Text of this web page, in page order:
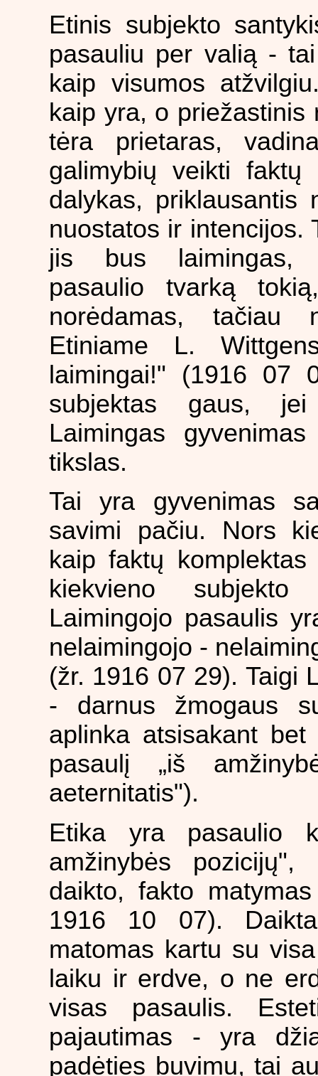
Etinis subjekto
pasauliu per valią -
kaip visumos
kaip yra, o
tėra prietaras,
galimybių veikti faktų
dalykas,
nuostatos ir intencijos.
jis bus laimingas,
pasaulio tvarką
norėdamas, tačiau
Etiniame L.
laimingai!" (1916 07
subjektas gaus,
Laimingas
tikslas.
Tai yra gyvenimas
savimi pačiu. Nors
kaip faktų
kiekvieno
Laimingojo pasaulis
nelaimingojo -
(žr. 1916 07 29). Taigi
- darnus žmogaus
aplinka atsisakant
pasaulį „iš
aeternitatis").
Etika yra pasaulio
amžinybės
daikto, fakto
1916 10 07).
matomas kartu su
laiku ir erdve, o ne
visas pasaulis.
pajautimas - yra
padėties buvimu, tai